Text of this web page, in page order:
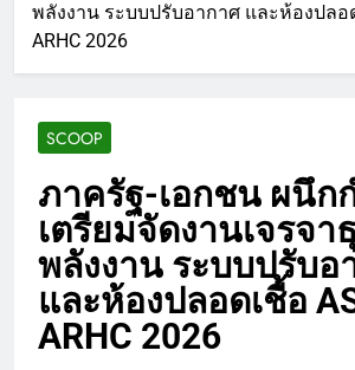
พลังงาน ระบบปรับอากาศ และห้องปลอด
ARHC 2026
SCOOP
ภาครัฐ-เอกชน ผนึก
เตรียมจัดงานเจรจา
พลังงาน ระบบปรับอ
และห้องปลอดเชื้อ
ARHC 2026